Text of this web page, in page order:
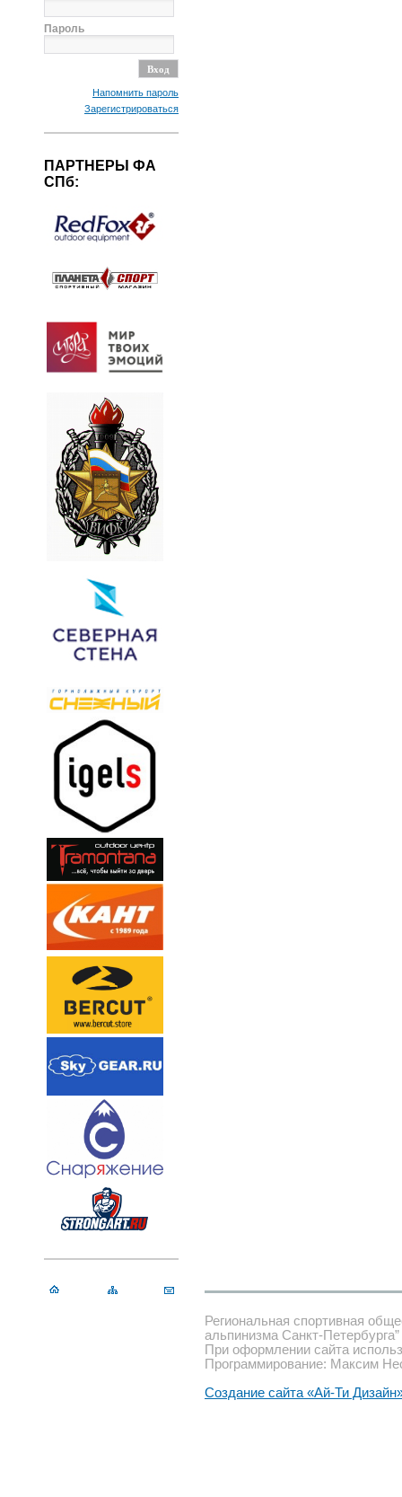
Пароль
Напомнить пароль
Зарегистрироваться
ПАРТНЕРЫ ФА
СПб:
Региональная спортивная
альпинизма Санкт-Петербурга”
При оформлении сайта
Программирование: Максим
Создание сайта «Ай-Ти